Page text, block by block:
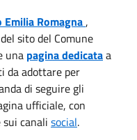
Romagna ,
sito del Comune
una pagina dedicataa
da adottare per
di seguire gli
ufficiale, con
canali social.